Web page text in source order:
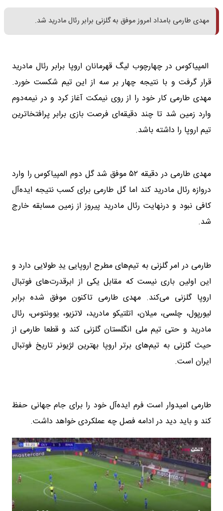
مهدی طارمی بامداد امروز موفق به گلزنی برابر رئال مادرید شد.
المپیاکوس در چهارچوب لیگ قهرمانان اروپا برابر رئال مادرید
قرار گرفت و با نتیجه چهار بر سه از این تیم شکست خورد.
مهدی طارمی کار خود را از روی نیمکت آغاز کرد و در نیمه‌دوم
وارد زمین شد تا چند دقیقه‌ای فرصت بازی برابر پرافتخاترین
تیم اروپا را داشته باشد.
مهدی طارمی در دقیقه ۵۲ موفق شد گل دوم المپیاکوس را وارد
دروازه رئال مادرید کند اما گل طارمی برای کسب نتیجه ایده‌آل
کافی نبود و درنهایت رئال مادرید پیروز از زمین مسابقه خارج
شد.
طارمی در امر گلزنی به تیم‌های مطرح اروپایی ید‌ِ طولایی دارد و
این اولین باری نیست که مقابل یکی از ابرقدرت‌های فوتبال
اروپا گلزنی می‌کند. مهدی طارمی تاکنون موفق شده برابر
لیورپول، چلسی، میلان، اتلتیکو مادرید، لاتزیو، یوونتوس، رئال
مادرید و حتی تیم ملی انگلستان گلزنی کند و قطعا طارمی از
حیث گلزنی به تیم‌های برتر اروپا بهترین لژیونر تاریخ فوتبال
ایران است.
طارمی امیدوار است فرم ایده‌آل خود را برای جام جهانی حفظ
کند و باید دید در ادامه فصل چه عملکردی خواهد داشت.